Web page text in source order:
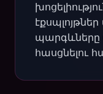
պարգևները
հասցնելու